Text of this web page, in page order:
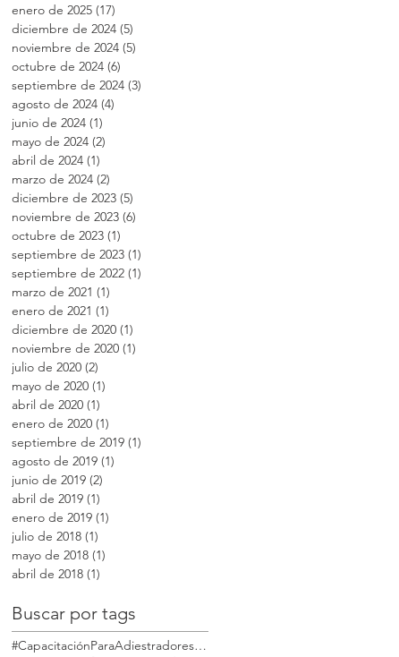
enero de 2025 (17)
diciembre de 2024 (5)
noviembre de 2024 (5)
octubre de 2024 (6)
septiembre de 2024 (3)
agosto de 2024 (4)
junio de 2024 (1)
mayo de 2024 (2)
abril de 2024 (1)
marzo de 2024 (2)
diciembre de 2023 (5)
noviembre de 2023 (6)
octubre de 2023 (1)
septiembre de 2023 (1)
septiembre de 2022 (1)
marzo de 2021 (1)
enero de 2021 (1)
diciembre de 2020 (1)
noviembre de 2020 (1)
julio de 2020 (2)
mayo de 2020 (1)
abril de 2020 (1)
enero de 2020 (1)
septiembre de 2019 (1)
agosto de 2019 (1)
junio de 2019 (2)
abril de 2019 (1)
enero de 2019 (1)
julio de 2018 (1)
mayo de 2018 (1)
abril de 2018 (1)
Buscar por tags
#CapacitaciónParaAdiestradoresdePerros